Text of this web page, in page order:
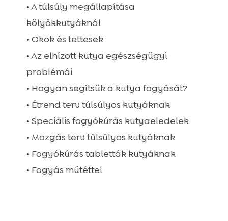
• A túlsúly megállapítása
kölyökkutyáknál
• Okok és tettesek
• Az elhízott kutya egészségügyi
problémái
• Hogyan segítsük a kutya fogyását?
• Étrend terv túlsúlyos kutyáknak
• Speciális fogyókúrás kutyaeledelek
• Mozgás terv túlsúlyos kutyáknak
• Fogyókúrás tabletták kutyáknak
• Fogyás műtéttel